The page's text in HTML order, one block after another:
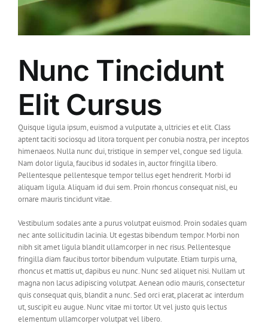
Nunc Tincidunt
Elit Cursus
Quisque ligula ipsum, euismod a vulputate a, ultricies et elit. Class
aptent taciti sociosqu ad litora torquent per conubia nostra, per inceptos
himenaeos. Nulla nunc dui, tristique in semper vel, congue sed ligula.
Nam dolor ligula, faucibus id sodales in, auctor fringilla libero.
Pellentesque pellentesque tempor tellus eget hendrerit. Morbi id
aliquam ligula. Aliquam id dui sem. Proin rhoncus consequat nisl, eu
ornare mauris tincidunt vitae.
Vestibulum sodales ante a purus volutpat euismod. Proin sodales quam
nec ante sollicitudin lacinia. Ut egestas bibendum tempor. Morbi non
nibh sit amet ligula blandit ullamcorper in nec risus. Pellentesque
fringilla diam faucibus tortor bibendum vulputate. Etiam turpis urna,
rhoncus et mattis ut, dapibus eu nunc. Nunc sed aliquet nisi. Nullam ut
magna non lacus adipiscing volutpat. Aenean odio mauris, consectetur
quis consequat quis, blandit a nunc. Sed orci erat, placerat ac interdum
ut, suscipit eu augue. Nunc vitae mi tortor. Ut vel justo quis lectus
elementum ullamcorper volutpat vel libero.